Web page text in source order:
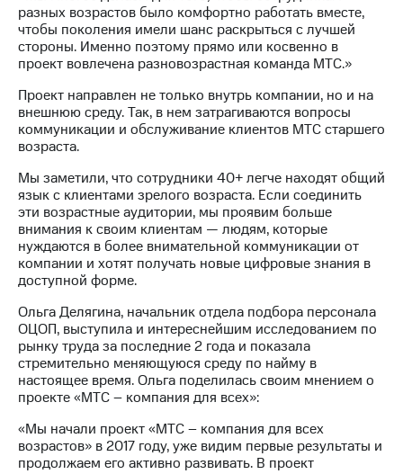
секретарь
Раскрытие
информации
Информация
акционерам
Документы
ПАО
"МТС"
Собрания
Личный
кабинет
акционера
Акционерный
капитал
Контроль
и
Рынок
акций
Описание
Программа
приобретения
выкупа
акций
Дивиденды
разных возрастов было комфортно работать вместе,
чтобы поколения имели шанс раскрыться с лучшей
стороны. Именно поэтому прямо или косвенно в
проект вовлечена разновозрастная команда МТС.»
Проект направлен не только внутрь компании, но и на
внешнюю среду. Так, в нем затрагиваются вопросы
коммуникации и обслуживание клиентов МТС старшего
возраста.
Мы заметили, что сотрудники 40+ легче находят общий
язык с клиентами зрелого возраста. Если соединить
эти возрастные аудитории, мы проявим больше
внимания к своим клиентам — людям, которые
нуждаются в более внимательной коммуникации от
компании и хотят получать новые цифровые знания в
доступной форме.
Ольга Делягина, начальник отдела подбора персонала
ОЦОП, выступила и интереснейшим исследованием по
рынку труда за последние 2 года и показала
стремительно меняющуюся среду по найму в
настоящее время. Ольга поделилась своим мнением о
проекте «МТС – компания для всех»:
«Мы начали проект «МТС – компания для всех
возрастов» в 2017 году, уже видим первые результаты и
продолжаем его активно развивать. В проект